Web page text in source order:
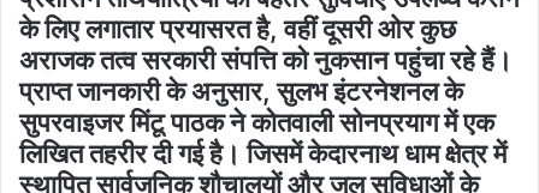
के लिए लगातार प्रयासरत है, वहीं दूसरी ओर कुछ
अराजक तत्व सरकारी संपत्ति को नुकसान पहुंचा रहे हैं।
प्राप्त जानकारी के अनुसार, सुलभ इंटरनेशनल के
सुपरवाइजर मिंटू पाठक ने कोतवाली सोनप्रयाग में एक
लिखित तहरीर दी गई है। जिसमें केदारनाथ धाम क्षेत्र में
स्थापित सार्वजनिक शौचालयों और जल सुविधाओं के